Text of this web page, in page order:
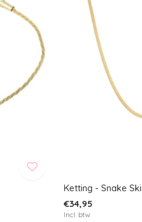
Ketting - Snake
€34,95
Incl. btw